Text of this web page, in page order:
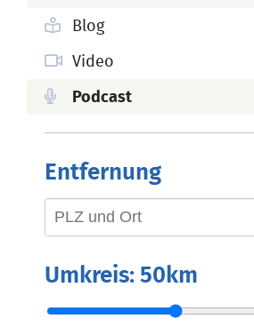
Blog
Video
Podcast
Entfernung
Umkreis: 50km